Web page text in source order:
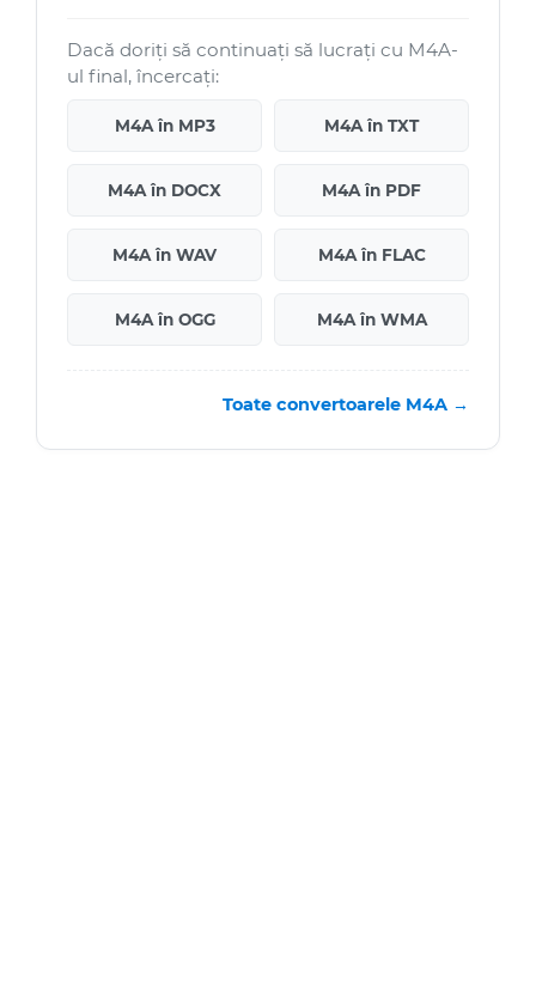
Dacă doriți să continuați să lucrați cu M4A-
ul final, încercați:
M4A în MP3 M4A în TXT
M4A în DOCX M4A în PDF
M4A în WAV M4A în FLAC
M4A în OGG M4A în WMA
Toate convertoarele M4A →